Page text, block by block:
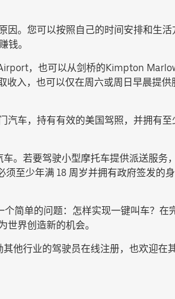
。您可以按照自己的时间安排和生
钱。
，也可以从剑桥的Kimpton
入，也可以仅在周六或周日早晨提供
车，持有有效的美国驾照，并拥有至
。若要驾驶小型摩托车提供派送服务
至少年满 18 周岁并拥有政府签发的
简单的问题：怎样实现一键叫车？在
界创造新的机会。
他行业的驾驶员在线注册，也欢迎在